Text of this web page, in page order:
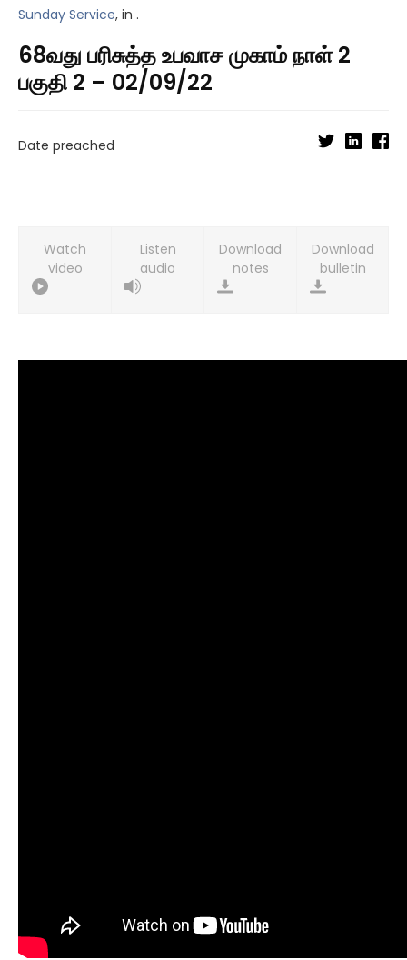
Sunday Service, in .
68வது பரிசுத்த உபவாச முகாம் நாள் 2
பகுதி 2 – 02/09/22
Date preached
Watch
video
Listen
audio
Download
notes
Download
bulletin